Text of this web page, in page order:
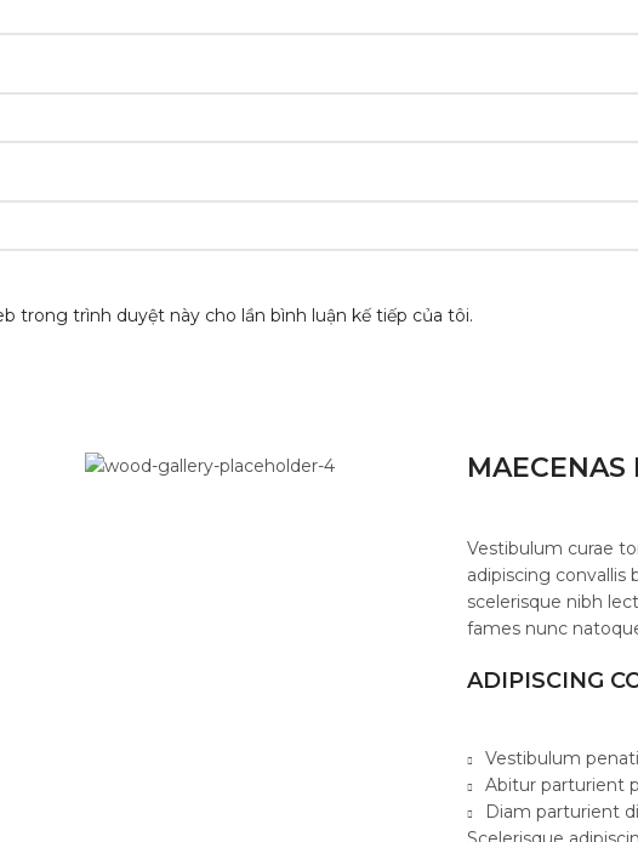
trong trình duyệt này cho lần bình luận kế tiếp của tôi.
MAECENAS
Vestibulum curae
adipiscing
scelerisque nibh
fames nunc
ADIPISCING
Vestibulum
Abitur parturient
Diam parturient